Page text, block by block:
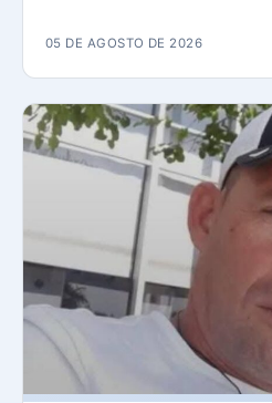
05 DE AGOSTO DE 2026